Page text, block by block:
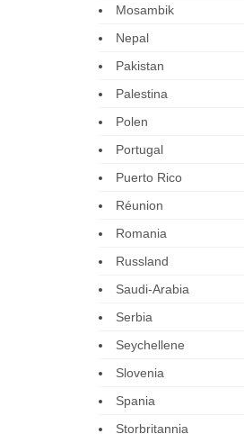
Mosambik
Nepal
Pakistan
Palestina
Polen
Portugal
Puerto Rico
Réunion
Romania
Russland
Saudi-Arabia
Serbia
Seychellene
Slovenia
Spania
Storbritannia